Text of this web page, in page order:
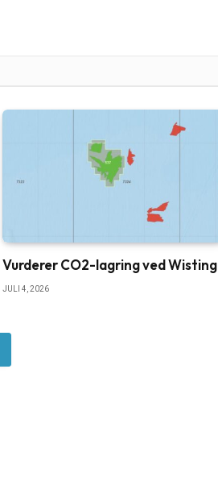
Vurderer CO2-lagring ved Wisting
JULI 4, 2026